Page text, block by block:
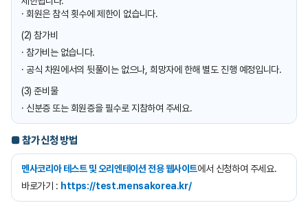
· 회원은 참석 횟수에 제한이 없습니다.
(2) 참가비
· 참가비는 없습니다.
· 공식 차원에서의 뒷풀이는 없으나, 희망자에 한해 별도 진행 예정입니다.
(3) 준비물
· 신분증 또는 회원증을 필수로 지참하여 주세요.
■ 참가 신청 방법
멘사코리아 테스트 및 오리엔테이션 전용 웹사이트에서 신청하여 주세요.
바로가기 : https://test.mensakorea.kr/